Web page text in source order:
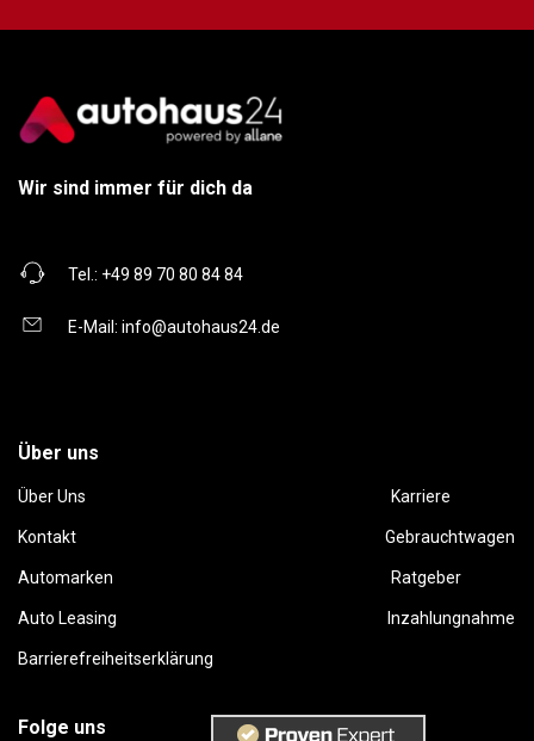
Wir sind immer für dich da
Tel.: +49 89 70 80 84 84
E-Mail: info@autohaus24.de
Über uns
Über Uns Karriere
Kontakt Gebrauchtwagen
Automarken Ratgeber
Auto Leasing Inzahlungnahme
Barrierefreiheitserklärung
Folge uns